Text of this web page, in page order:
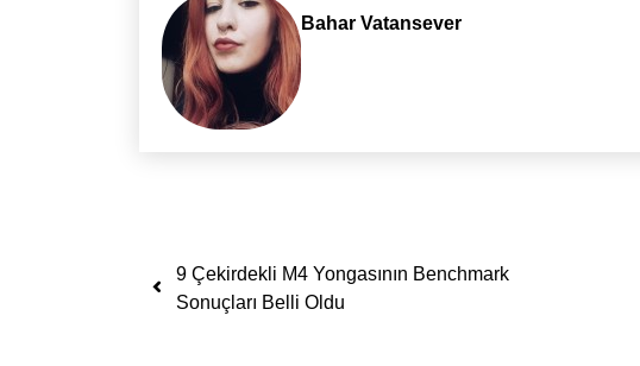
Bahar Vatansever
Yazı dolaşımı
9 Çekirdekli M4 Yongasının Benchmark
Sonuçları Belli Oldu